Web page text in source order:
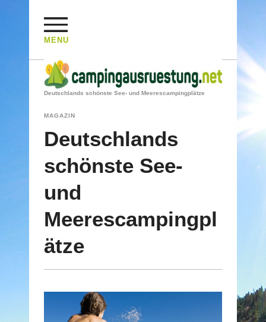
MENU
HOME/ MAGAZIN /
Deutschlands schönste See- und Meerescampingplätze
MAGAZIN
Deutschlands
schönste See-
und
Meerescampingpl
ätze